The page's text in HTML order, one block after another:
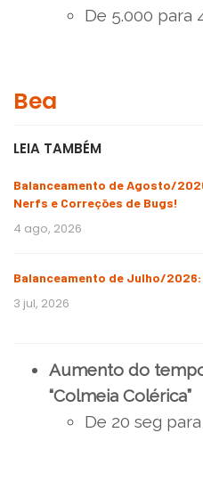
De 5.000 para
Bea
LEIA TAMBÉM
Balanceamento de Agosto/
Nerfs e Correções de Bugs!
4 ago, 2026
Balanceamento de Julho/
3 jul, 2026
Aumento do
“Colmeia Colérica”
De 20 seg